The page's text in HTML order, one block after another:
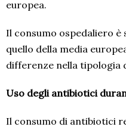
europea.
Il consumo ospedaliero
quello della media
differenze nella
Uso degli antibiotici
Il consumo di antibiotici